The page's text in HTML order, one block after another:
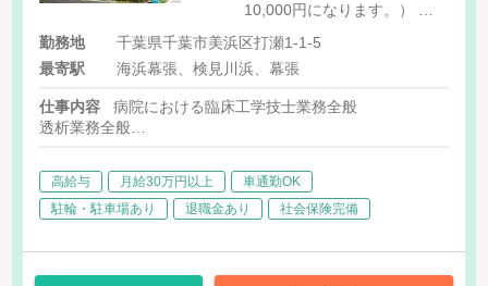
10,000円になります。） 透
析手当:46,000円 夜間手
当:27,500円（夜間透析5回勤
務した場合） 処遇改善手
当:20,000円 ※給与は経験を
[内訳] 基本給:209,700円- 常
勤職員定着手当:1,000円 （毎
年1,000円ずつアップし,最高
勤務地
千葉県千葉市美浜区打瀬1-1-5
最寄駅
海浜幕張、検見川浜、幕張
仕事内容
病院における臨床工学技士業務全般
透析業務全般
医療機器管理業務
高給与 月給30万円以上
車通勤OK
駐輪・駐車場あり
退職金あり 社会保険完備